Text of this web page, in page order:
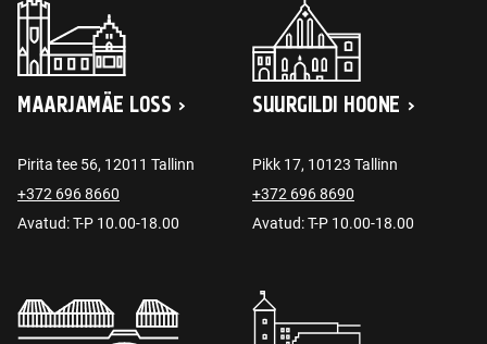
MAARJAMÄE LOSS
Pirita tee 56, 12011 Tallinn
+372 696 8660
Avatud: T-P 10.00-18.00
SUURGILDI HOONE
Pikk 17, 10123 Tallinn
+372 696 8690
Avatud: T-P 10.00-18.00